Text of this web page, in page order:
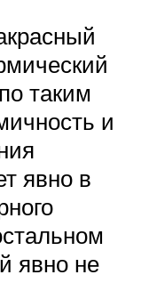
таким
и
явно в
явно не